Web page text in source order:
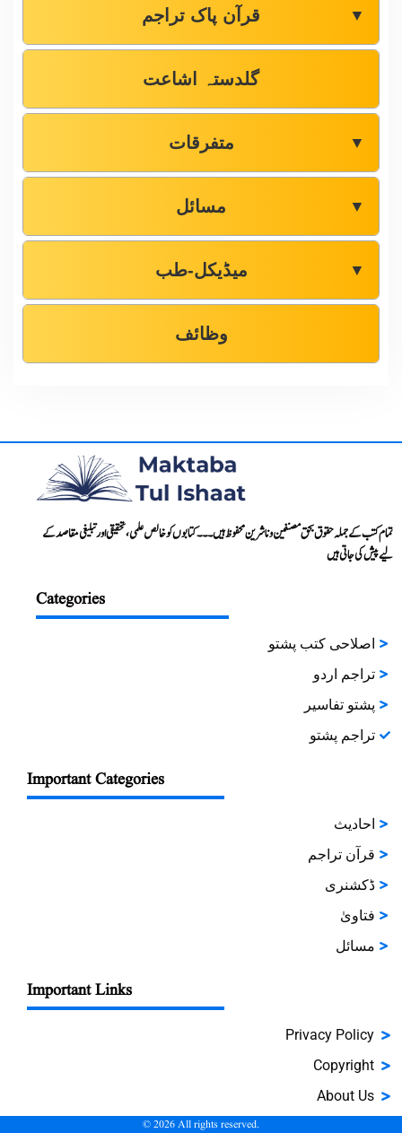
قرآن پاک تراجم ▼
گلدستہ اشاعت
متفرقات ▼
مسائل ▼
میڈیکل-طب ▼
وظائف
تمام کتب کے جملہ حقوق بحق مصنفین و ناشرین محفوظ ہیں۔۔۔ کتابوں کو خالص علمی، تحقیقی اور تبلیغی مقاصد کے
لیے پیش کی جاتی ہیں
Categories
اصلاحی کتب پشتو
تراجم اردو
پشتو تفاسیر
تراجم پشتو
Important Categories
احادیث
قرآن تراجم
ڈکشنری
فتاویٰ
مسائل
Important Links
Privacy Policy
Copyright
About Us
©2026All rights reserved.